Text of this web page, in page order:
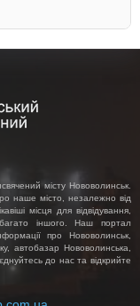
місту Нововолинськ.
наше місто, незалежно від
місця для відвідування,
багато іншого. Наш портал
про Нововолинськ,
автобазар Нововолинська,
до нас та відкрийте